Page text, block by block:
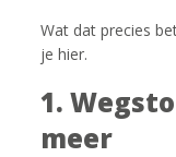
Wat dat precies
je hier.
1.
meer